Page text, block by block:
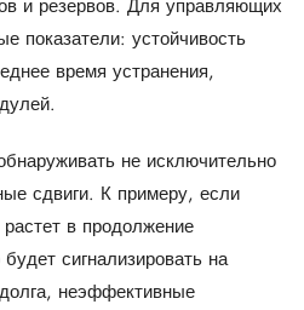
и резервов. Для управляющих
показатели: устойчивость
время устранения,
не исключительно
сдвиги. К примеру, если
в продолжение
сигнализировать на
неэффективные